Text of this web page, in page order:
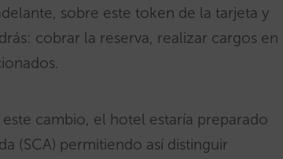
sobre este token de la tarjeta y
cobrar la reserva, realizar cargos en
este cambio, el hotel estaría preparado
(SCA) permitiendo así distinguir